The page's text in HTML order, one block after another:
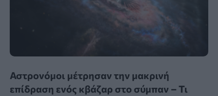
Αστρονόμοι μέτρησαν την μακρινή
επίδραση ενός κβάζαρ στο σύμπαν – Τι